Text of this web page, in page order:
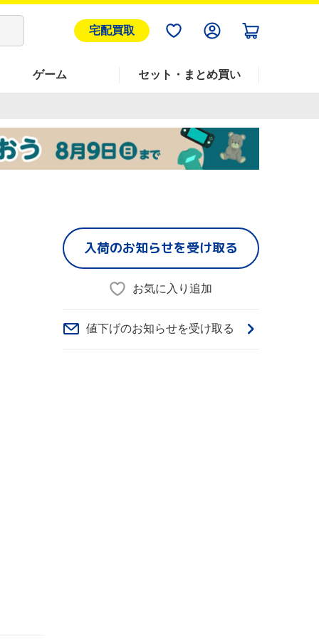
宅配買取
ゲーム セット・まとめ買い
入荷のお知らせを受け取る
お気に入り追加
値下げのお知らせを受け取る